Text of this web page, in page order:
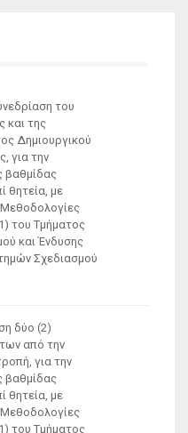
του
και της
Δημιουργικού
για την
βαθμίδας
θητεία, με
του Τμήματος
και Ένδυσης
Σχεδιασμού
δύο (2)
από την
για την
βαθμίδας
θητεία, με
του Τμήματος